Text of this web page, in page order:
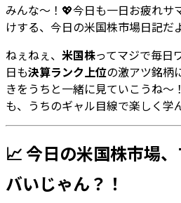
みんな〜！💖今日も一日お疲れサ
けする、今日の米国株市場日記だ
ねぇねぇ、 米国株ってマジで毎日
日も決算ランク上位の激アツ銘柄
きをうちと一緒に見ていこうね〜
も、うちのギャル目線で楽しく学
📈 今日の米国株市場
バいじゃん？！